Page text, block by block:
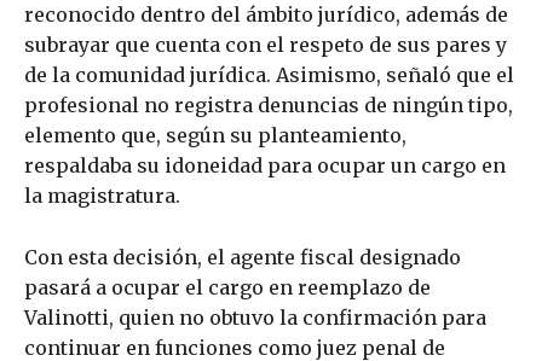
reconocido dentro del ámbito jurídico, además de
subrayar que cuenta con el respeto de sus pares y
de la comunidad jurídica. Asimismo, señaló que el
profesional no registra denuncias de ningún tipo,
elemento que, según su planteamiento,
respaldaba su idoneidad para ocupar un cargo en
la magistratura.
Con esta decisión, el agente fiscal designado
pasará a ocupar el cargo en reemplazo de
Valinotti, quien no obtuvo la confirmación para
continuar en funciones como juez penal de